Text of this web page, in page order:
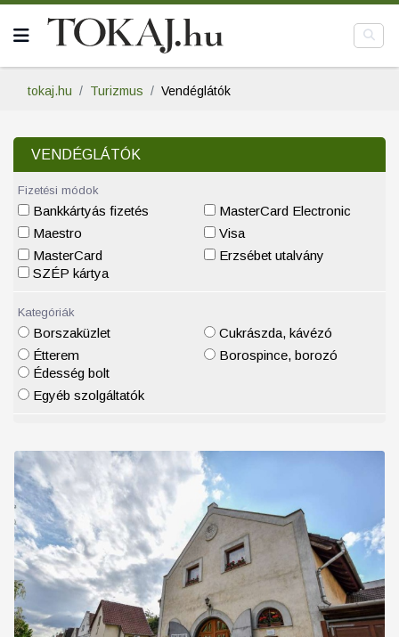
tokaj.hu Turizmus Vendéglátók
VENDÉGLÁTÓK
Fizetési módok
Bankkártyás fizetés
Maestro
MasterCard
MasterCard Electronic
Visa
Erzsébet utalvány
SZÉP kártya
Kategóriák
Borszaküzlet
Étterem
Cukrászda, kávézó
Borospince, borozó
Édesség bolt
Egyéb szolgáltatók